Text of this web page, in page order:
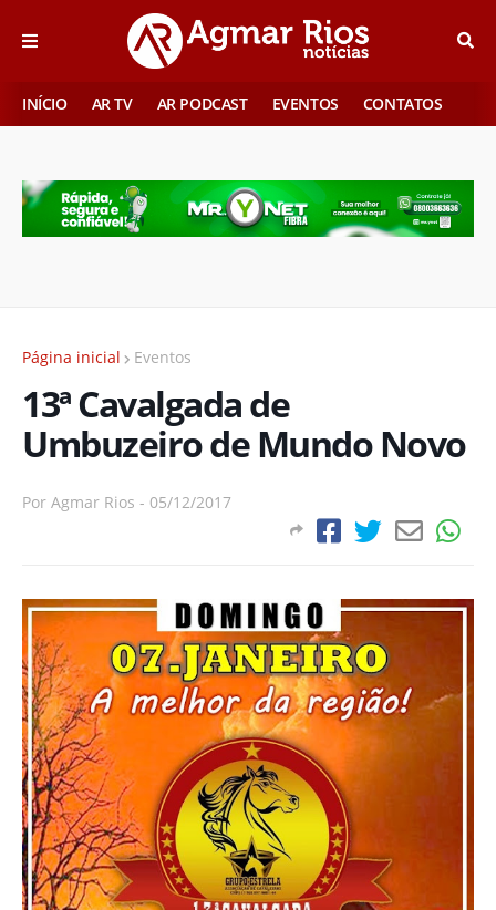
INÍCIO AR TV AR PODCAST EVENTOS CONTATOS
Página inicial Eventos
13ª Cavalgada de
Umbuzeiro de Mundo Novo
Por Agmar Rios - 05/12/2017